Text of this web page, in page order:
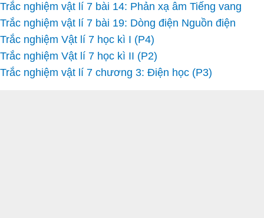
Trắc nghiệm vật lí 7 bài 14: Phản xạ âm Tiếng vang
Trắc nghiệm vật lí 7 bài 19: Dòng điện Nguồn điện
Trắc nghiệm Vật lí 7 học kì I (P4)
Trắc nghiệm Vật lí 7 học kì II (P2)
Trắc nghiệm vật lí 7 chương 3: Điện học (P3)